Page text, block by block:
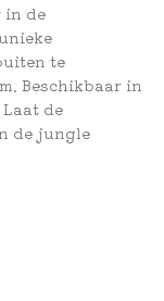
in de
te
Beschikbaar in
de
de jungle